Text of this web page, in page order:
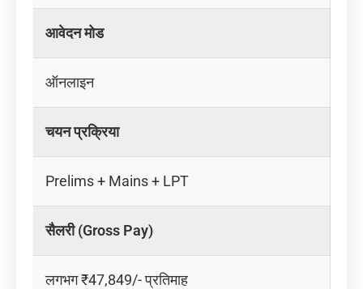
आवेदन मोड
ऑनलाइन
चयन प्रक्रिया
Prelims + Mains + LPT
सैलरी (Gross Pay)
लगभग ₹47,849/- प्रतिमाह